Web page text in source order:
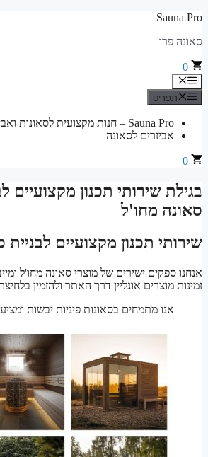
לדלג
Sauna Pro
סאונה פרו
0
תפריט
תפריט
Sauna Pro – חנות מקצועית לסאונות ואביזרי סאונה
אביזרים לסאונה
0
בגילת שירותי תכנון
סאונה מחו'ל
שירותי תכנון מקצועיים
אנחנו ספקים ישירים של מוצרי סאונה מחו'ל
זמינות מוצרים אונליין דרך האתר ולהזמין
אנו מתמחים בסאונות פיניות יבשות